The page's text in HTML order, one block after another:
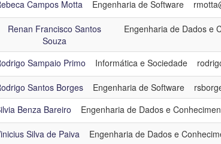
Campos Motta Engenharia de Software
Renan Francisco Santos
Souza
Engenharia de Dados e
Sampaio Primo Informática e Sociedade
Santos Borges Engenharia de Software
Benza Bareiro Engenharia de Dados e
Silva de Paiva Engenharia de Dados e